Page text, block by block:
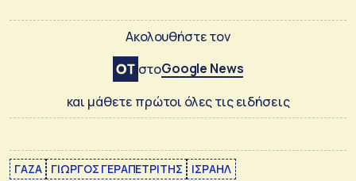
Ακολουθήστε τον
στοGoogle News
και μάθετε πρώτοι όλες τις ειδήσεις
ΓΑΖΑ ΓΙΩΡΓΟΣ ΓΕΡΑΠΕΤΡΙΤΗΣ ΙΣΡΑΗΛ